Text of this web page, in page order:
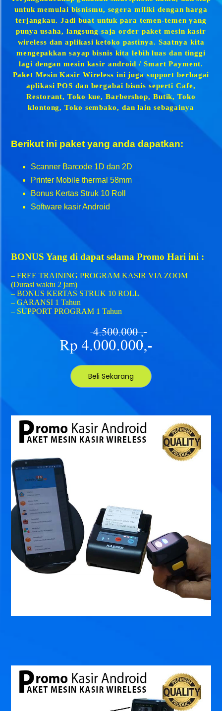
untuk memulai bisnismu, segera miliki dengan harga
terjangkau. Jadi buat untuk para temen-temen yang
punya usaha, langsung saja order paket mesin kasir
wireless dan aplikasi ketoko pastinya. Saatnya kita
mengepakkan sayap bisnis kita lebih luas dan tinggi
lagi dengan mesin kasir android / Smart Payment.
Paket Mesin Kasir Wireless ini juga support berbagai
aplikasi POS dan bergabai bisnis seperti Cafe,
Restorant, Toko kue, Barbershop, Butik, Toko
klontong, Toko sembako, dan lain sebagainya
Berikut ini paket yang anda dapatkan:
Scanner Barcode 1D dan 2D
Printer Mobile thermal 58mm
Bonus Kertas Struk 10 Roll
Software kasir Android
BONUS Yang di dapat selama Promo Hari ini :
– FREE TRAINING PROGRAM KASIR VIA ZOOM
(Durasi waktu 2 jam)
– BONUS KERTAS STRUK 10 ROLL
– GARANSI 1 Tahun
– SUPPORT PROGRAM 1 Tahun
Beli Sekarang